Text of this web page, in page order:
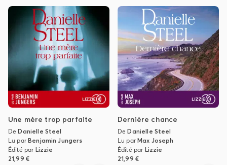
Une mère trop parfaite
DeDanielle Steel
Lu parBenjamin Jungers
Édité par Lizzie
21,99 €
Dernière chance
DeDanielle Steel
Lu parMax Joseph
Édité par Lizzie
21,99 €